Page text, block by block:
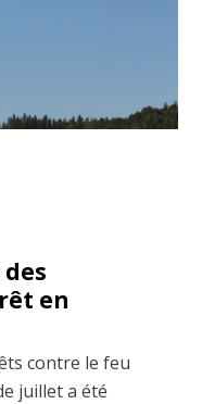
en
contre le feu
juillet a été